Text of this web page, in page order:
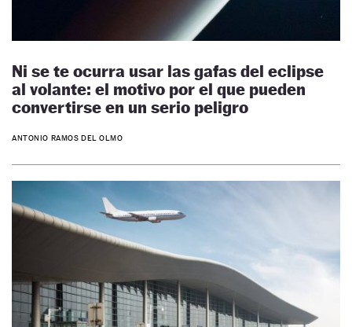
Ni se te ocurra usar las gafas del eclipse
al volante: el motivo por el que pueden
convertirse en un serio peligro
ANTONIO RAMOS DEL OLMO